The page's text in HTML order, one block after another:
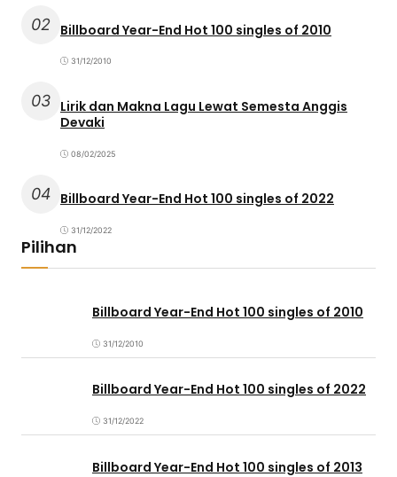
02 Billboard Year-End Hot 100 singles of 2010
31/12/2010
03 Lirik dan Makna Lagu Lewat Semesta Anggis
Devaki
08/02/2025
04 Billboard Year-End Hot 100 singles of 2022
31/12/2022
Pilihan
Billboard Year-End Hot 100 singles of 2010
31/12/2010
Billboard Year-End Hot 100 singles of 2022
31/12/2022
Billboard Year-End Hot 100 singles of 2013